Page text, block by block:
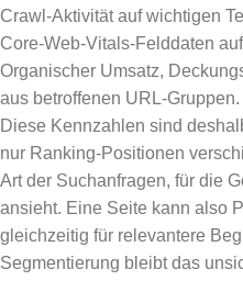
Crawl-Aktivität auf wichtigen
Core-Web-Vitals-Felddaten
Organischer Umsatz,
aus betroffenen URL-Gruppen.
Diese Kennzahlen sind
nur Ranking-Positionen
Art der Suchanfragen, für die
ansieht. Eine Seite kann also
gleichzeitig für relevantere
Segmentierung bleibt das